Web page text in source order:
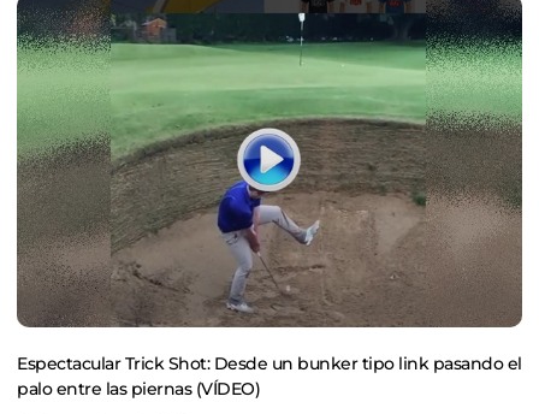
Espectacular Trick Shot: Desde un bunker tipo link pasando el
palo entre las piernas (VÍDEO)